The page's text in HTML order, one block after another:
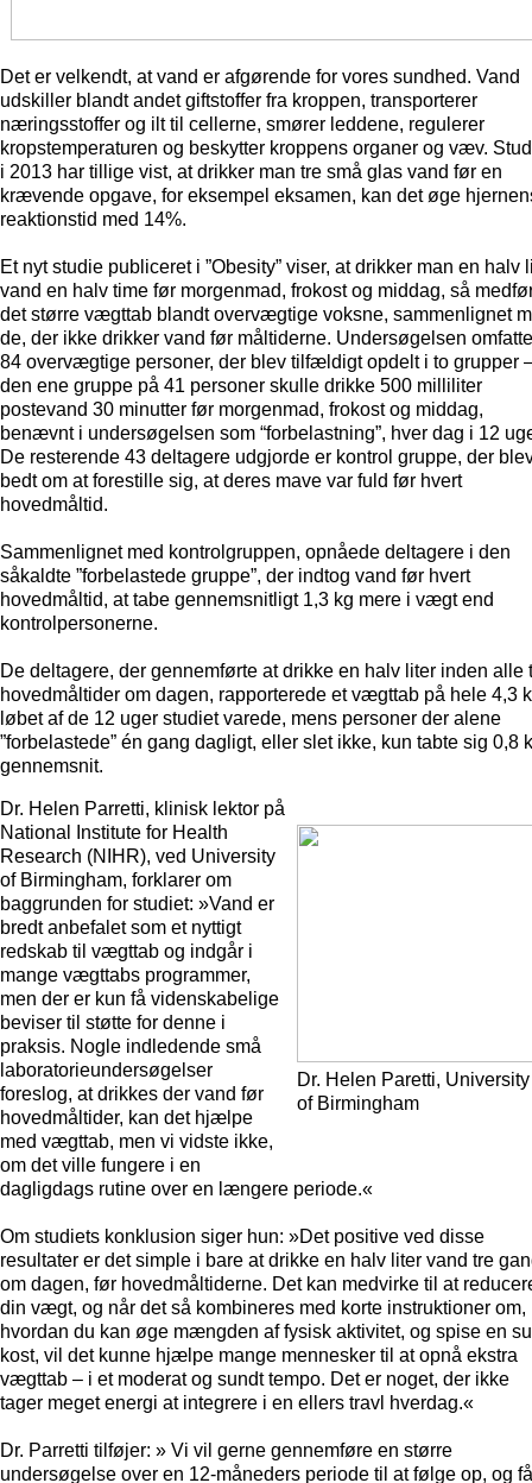
Det er velkendt, at vand er afgørende for vores sundhed. Vand
udskiller blandt andet giftstoffer fra kroppen, transporterer
næringsstoffer og ilt til cellerne, smører leddene, regulerer
kropstemperaturen og beskytter kroppens organer og væv.
i 2013 har tillige vist, at drikker man tre små glas vand før en
krævende opgave, for eksempel eksamen, kan det øge
reaktionstid med 14%.
Et nyt studie publiceret i ”Obesity” viser, at drikker man en halv
vand en halv time før morgenmad, frokost og middag, så
det større vægttab blandt overvægtige voksne, sammenlignet
de, der ikke drikker vand før måltiderne. Undersøgelsen
84 overvægtige personer, der blev tilfældigt opdelt i to grupper
den ene gruppe på 41 personer skulle drikke 500 milliliter
postevand 30 minutter før morgenmad, frokost og middag,
benævnt i undersøgelsen som “forbelastning”, hver dag i 12
De resterende 43 deltagere udgjorde er kontrol gruppe, der
bedt om at forestille sig, at deres mave var fuld før hvert
hovedmåltid.
Sammenlignet med kontrolgruppen, opnåede deltagere i den
såkaldte ”forbelastede gruppe”, der indtog vand før hvert
hovedmåltid, at tabe gennemsnitligt 1,3 kg mere i vægt end
kontrolpersonerne.
De deltagere, der gennemførte at drikke en halv liter inden alle
hovedmåltider om dagen, rapporterede et vægttab på hele 4,3
løbet af de 12 uger studiet varede, mens personer der alene
”forbelastede” én gang dagligt, eller slet ikke, kun tabte sig 0,8
gennemsnit.
Dr. Helen Paretti, University
of Birmingham
Dr. Helen Parretti, klinisk lektor på
National Institute for Health
Research (NIHR), ved University
of Birmingham, forklarer om
baggrunden for studiet: »Vand er
bredt anbefalet som et nyttigt
redskab til vægttab og indgår i
mange vægttabs programmer,
men der er kun få videnskabelige
beviser til støtte for denne i
praksis. Nogle indledende små
laboratorieundersøgelser
foreslog, at drikkes der vand før
hovedmåltider, kan det hjælpe
med vægttab, men vi vidste ikke,
om det ville fungere i en
dagligdags rutine over en længere periode.«
Om studiets konklusion siger hun: »Det positive ved disse
resultater er det simple i bare at drikke en halv liter vand tre
om dagen, før hovedmåltiderne. Det kan medvirke til at
din vægt, og når det så kombineres med korte instruktioner om,
hvordan du kan øge mængden af fysisk aktivitet, og spise en
kost, vil det kunne hjælpe mange mennesker til at opnå ekstra
vægttab – i et moderat og sundt tempo. Det er noget, der ikke
tager meget energi at integrere i en ellers travl hverdag.«
Dr. Parretti tilføjer: » Vi vil gerne gennemføre en større
undersøgelse over en 12-måneders periode til at følge op, og få